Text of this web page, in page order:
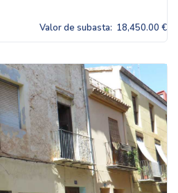
Valor de subasta: 18,450.00 €